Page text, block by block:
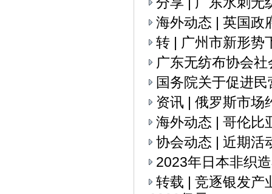
海外动态 | 英国政
转 | 广州市新形势
广东无纺布协会社
国务院关于促进
资讯 | 俄罗斯市场
海外动态 | 哥伦比
协会动态 | 近期活
2023年日本非织
转载 | 竞逐银发产